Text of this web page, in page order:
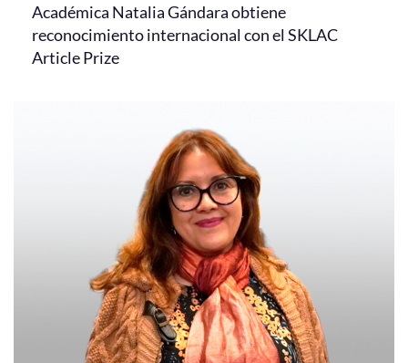
Académica Natalia Gándara obtiene
reconocimiento internacional con el SKLAC
Article Prize